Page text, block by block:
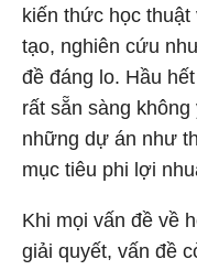
kiến thức học
tạo, nghiên cứu
đề đáng lo. Hầu
rất sẵn sàng
những dự án như
mục tiêu phi lợi
Khi mọi vấn đề về
giải quyết, vấn đề